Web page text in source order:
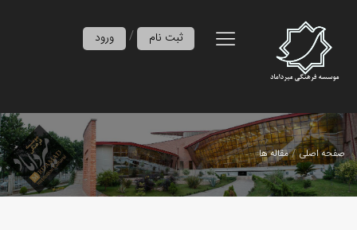
ورود / ثبت نام
صفحه اصلی مقاله ها